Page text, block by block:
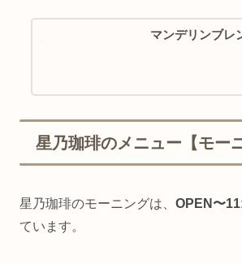
マンデリンブレ
星乃珈琲のメニュー【モー
星乃珈琲のモーニングは、 OPEN〜
ています。